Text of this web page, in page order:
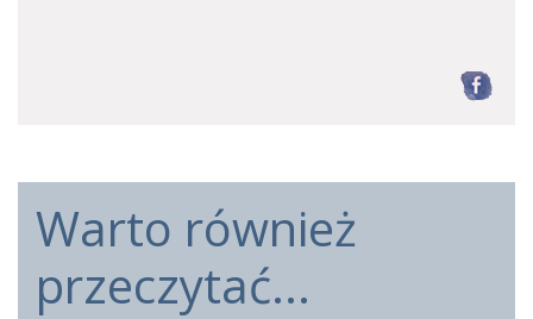
Warto również
przeczytać...